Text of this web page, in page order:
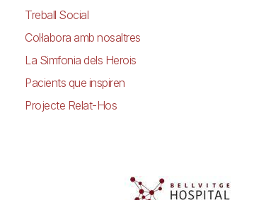
Treball Social
Col·labora amb nosaltres
La Simfonia dels Herois
Pacients que inspiren
Projecte Relat-Hos